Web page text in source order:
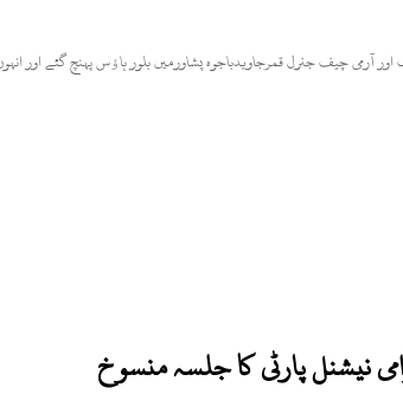
آرمی چیف جنرل قمرجاویدباجوہ پشاورمیں بلور ہاﺅس پہنچ گئے اور
نیشنل پارٹی کا جلسہ منسوخ